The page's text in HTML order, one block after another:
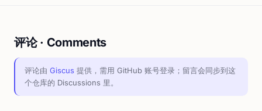
评论 · Comments
评论由 Giscus 提供，需用 GitHub 账号登录；留言会同步到这
个仓库的 Discussions 里。